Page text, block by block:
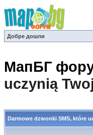
Добре дошли
МапБГ
uczynią
Darmowe dzwonki SMS, które